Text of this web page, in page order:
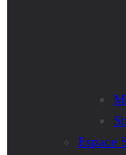
Espace